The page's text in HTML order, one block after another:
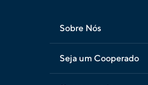
Sobre Nós
Seja um Cooperado